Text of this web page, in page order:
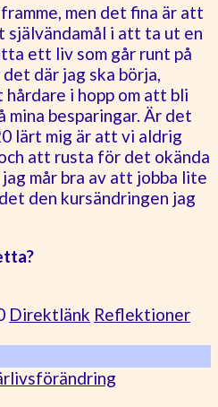
men det fina är att
självändamål i att ta ut en
ett liv som går runt på
det där jag ska börja,
i hopp om att bli
mina besparingar. Är det
lärt mig är att vi aldrig
att rusta för det okända
mår bra av att jobba lite
den kursändringen jag
Direktlänk Reflektioner
livsförändring